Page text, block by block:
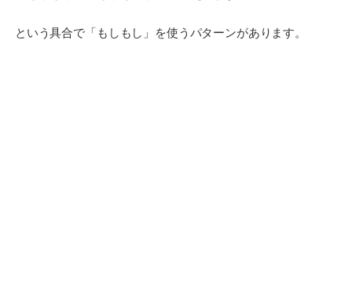
という具合で「もしもし」を使うパターンがあります。